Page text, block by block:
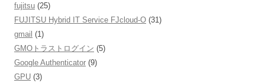
fujitsu (25)
FUJITSU Hybrid IT Service FJcloud-O (31)
gmail (1)
GMOトラストログイン (5)
Google Authenticator (9)
GPU (3)